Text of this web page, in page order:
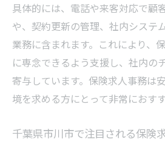
説
働きやすさが光る保険求人
保険求人事務の働きや
市川市で注目の保険求人
残業少なめな保険求人
働きやすい環境の保険求
具体的には、電話や来客対応で顧
や、契約更新の管理、社内システ
業務に含まれます。これにより、
に専念できるよう支援し、社内の
寄与しています。保険求人事務は
境を求める方にとって非常におす
千葉県市川市で注目される保険